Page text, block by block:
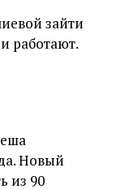
зайти
работают.
Новый
из 90